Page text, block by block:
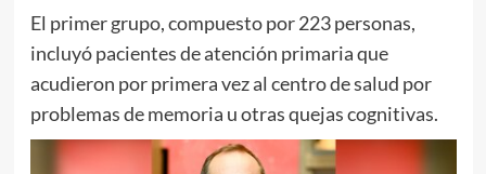
El primer grupo, compuesto por 223 personas,
incluyó pacientes de atención primaria que
acudieron por primera vez al centro de salud por
problemas de memoria u otras quejas cognitivas.